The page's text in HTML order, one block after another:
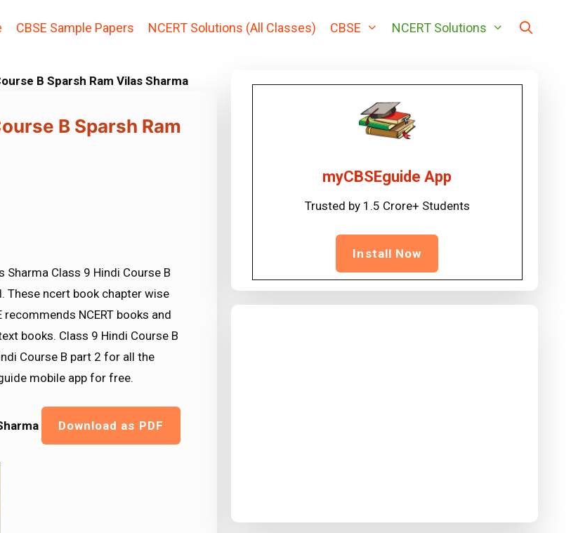
CBSE Sample Papers NCERT Solutions (All Classes) CBSE NCERT Solutions
B Sparsh Ram Vilas Sharma
B Sparsh Ram
Sharma Class 9 Hindi Course B
These ncert book chapter wise
NCERT books and
books. Class 9 Hindi Course B
Course B part 2 for all the
mobile app for free.
Download as PDF
myCBSEguide App
Trusted by 1.5 Crore+ Students
Install Now